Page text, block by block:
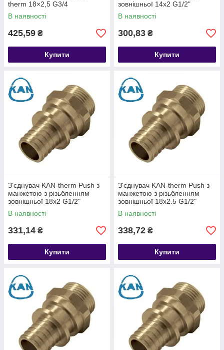
therm 18×2,5 G3/4
В наявності
425,59 ₴
Купити
зовнішньої 14x2 G1/2"
В наявності
300,83 ₴
Купити
З'єднувач KAN-therm Push з
манжетою з різьбленням
зовнішньої 18x2 G1/2"
В наявності
331,14 ₴
Купити
З'єднувач KAN-therm Push з
манжетою з різьбленням
зовнішньої 18x2.5 G1/2"
В наявності
338,72 ₴
Купити